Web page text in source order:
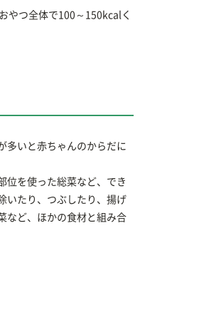
やつ全体で100～150kcalく
多いと赤ちゃんのからだに
位を使った総菜など、でき
いたり、つぶしたり、揚げ
など、ほかの食材と組み合